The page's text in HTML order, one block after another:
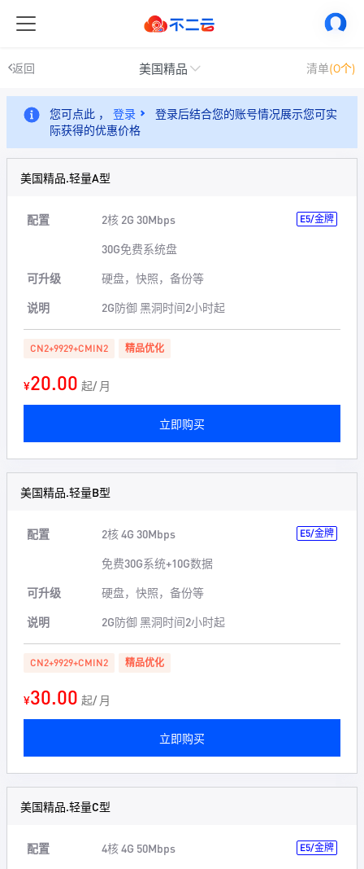
返回 美国精品 清单(0个)
您可点此 ， 登录
登录后结合您的账号情况展示您可实
际获得的优惠价格
美国精品.轻量A型
配置 2核 2G 30Mbps E5/金牌
30G免费系统盘
可升级
硬盘，快照，备份等
说明
2G防御 黑洞时间2小时起
CN2+9929+CMIN2 精品优化
¥20.00 起/ 月
立即购买
美国精品.轻量B型
配置 2核 4G 30Mbps E5/金牌
免费30G系统+10G数据
可升级
硬盘，快照，备份等
说明
2G防御 黑洞时间2小时起
CN2+9929+CMIN2 精品优化
¥30.00 起/ 月
立即购买
美国精品.轻量C型
配置 4核 4G 50Mbps E5/金牌